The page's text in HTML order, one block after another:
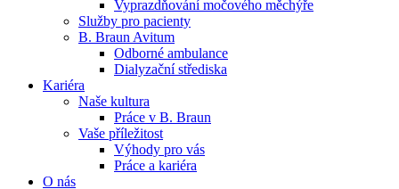
Vyprazdňování močového měchýře
Služby pro pacienty
B. Braun Avitum
Odborné ambulance
Dialyzační střediska
Kariéra
Naše kultura
Práce v B. Braun
Vaše příležitost​
Výhody pro vás
Práce a kariéra
O nás